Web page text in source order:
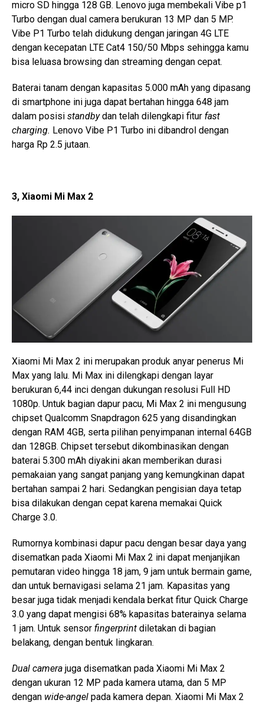
micro SD hingga 128 GB. Lenovo juga membekali Vibe p1
Turbo dengan dual camera berukuran 13 MP dan 5 MP.
Vibe P1 Turbo telah didukung dengan jaringan 4G LTE
dengan kecepatan LTE Cat4 150/50 Mbps sehingga kamu
bisa leluasa browsing dan streaming dengan cepat.
Baterai tanam dengan kapasitas 5.000 mAh yang dipasang
di smartphone ini juga dapat bertahan hingga 648 jam
dalam posisi standbydan telah dilengkapi fitur fast
charging. Lenovo Vibe P1 Turbo ini dibandrol dengan
harga Rp 2.5 jutaan.
3, Xiaomi Mi Max 2
Xiaomi Mi Max 2 ini merupakan produk anyar penerus Mi
Max yang lalu. Mi Max ini dilengkapi dengan layar
berukuran 6,44 inci dengan dukungan resolusi Full HD
1080p. Untuk bagian dapur pacu, Mi Max 2 ini mengusung
chipset Qualcomm Snapdragon 625 yang disandingkan
dengan RAM 4GB, serta pilihan penyimpanan internal 64GB
dan 128GB. Chipset tersebut dikombinasikan dengan
baterai 5.300 mAh diyakini akan memberikan durasi
pemakaian yang sangat panjang yang kemungkinan dapat
bertahan sampai 2 hari. Sedangkan pengisian daya tetap
bisa dilakukan dengan cepat karena memakai Quick
Charge 3.0.
Rumornya kombinasi dapur pacu dengan besar daya yang
disematkan pada Xiaomi Mi Max 2 ini dapat menjanjikan
pemutaran video hingga 18 jam, 9 jam untuk bermain game,
dan untuk bernavigasi selama 21 jam. Kapasitas yang
besar juga tidak menjadi kendala berkat fitur Quick Charge
3.0 yang dapat mengisi 68% kapasitas baterainya selama
1 jam. Untuk sensor fingerprint diletakan di bagian
belakang, dengan bentuk lingkaran.
Dual camera juga disematkan pada Xiaomi Mi Max 2
dengan ukuran 12 MP pada kamera utama, dan 5 MP
dengan wide-angel pada kamera depan. Xiaomi Mi Max 2